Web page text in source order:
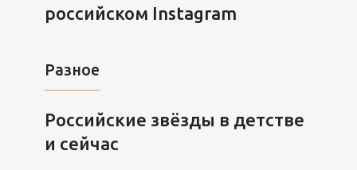
российском Instagram
Разное
Российские звёзды в детстве
и сейчас